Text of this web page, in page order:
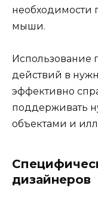
необходимости
мыши.
Использование
действий в
эффективно
поддерживать
объектами и
дизайнеров